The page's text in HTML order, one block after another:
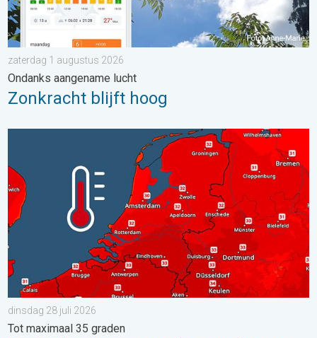
zaterdag 1 augustus 2026
Ondanks aangename lucht
Zonkracht blijft hoog
Woensdag bijna overal tropisch warm. Tot maximaal 35
dinsdag 28 juli 2026
Tot maximaal 35 graden